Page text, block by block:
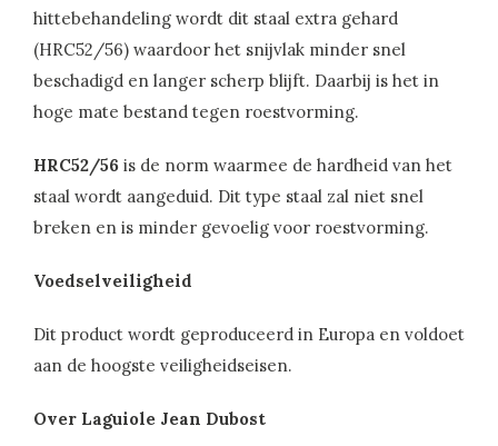
hittebehandeling wordt dit staal extra gehard
(HRC52/56) waardoor het snijvlak minder snel
beschadigd en langer scherp blijft. Daarbij is het in
hoge mate bestand tegen roestvorming.
HRC52/56 is de norm waarmee de hardheid van het
staal wordt aangeduid. Dit type staal zal niet snel
breken en is minder gevoelig voor roestvorming.
Voedselveiligheid
Dit product wordt geproduceerd in Europa en voldoet
aan de hoogste veiligheidseisen.
Over Laguiole Jean Dubost